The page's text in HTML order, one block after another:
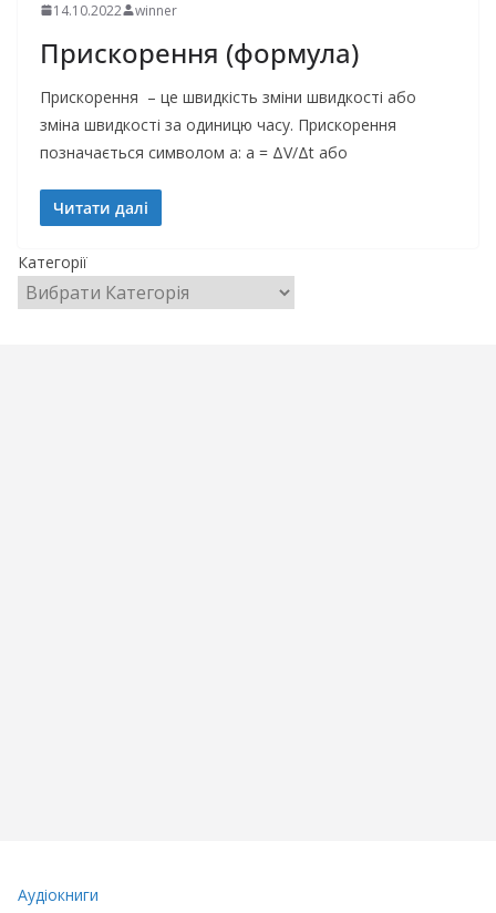
14.10.2022 winner
Прискорення (формула)
Прискорення – це швидкість зміни швидкості або
зміна швидкості за одиницю часу. Прискорення
позначається символом a: a = ΔV/Δt або
Читати далі
Категорії
Аудіокниги